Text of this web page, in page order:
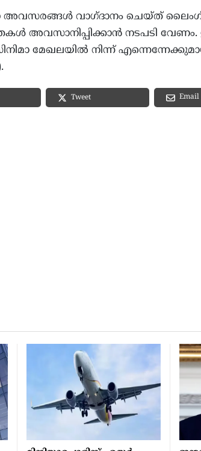
അവസരങ്ങൾ വാഗ്ദാനം ചെയ്ത്
അവസാനിപ്പിക്കാൻ നടപടി
മേഖലയിൽ നിന്ന് എന്നെന്നേക്കുമായി
Tweet Email